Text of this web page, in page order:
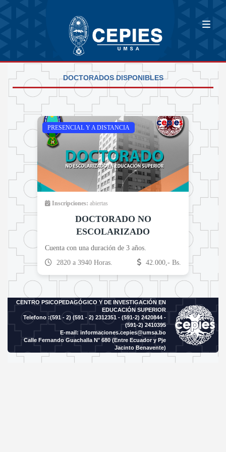
DOCTORADOS DISPONIBLES
PRESENCIAL Y A DISTANCIA
Inscripciones: abiertas
DOCTORADO NO
ESCOLARIZADO
Cuenta con una duración de 3 años.
2820 a 3940 Horas.
42.000,- Bs.
CENTRO PSICOPEDAGÓGICO Y DE INVESTIGACIÓN EN
EDUCACIÓN SUPERIOR
Telefono :(591 - 2) (591 - 2) 2312351 - (591-2) 2420844 -
(591-2) 2410395
E-mail: informaciones.cepies@umsa.bo
Calle Fernando Guachalla N° 680 (Entre Ecuador y Pje
Jacinto Benavente)